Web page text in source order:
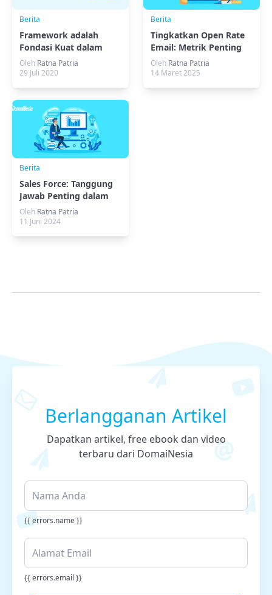
Berita
Framework adalah
Fondasi Kuat dalam
Pengembangan Aplikasi
Oleh Ratna Patria
29 Juli 2020
Berita
Tingkatkan Open Rate
Email: Metrik Penting
dalam Email Marketing
Oleh Ratna Patria
14 Maret 2025
Berita
Sales Force: Tanggung
Jawab Penting dalam
Penjualan Perusahaan
Oleh Ratna Patria
11 Juni 2024
Berlangganan Artikel
Dapatkan artikel, free ebook dan video
terbaru dari DomaiNesia
{{ errors.name }}
{{ errors.email }}